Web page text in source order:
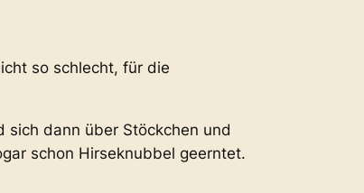
so schlecht, für die
dann über Stöckchen und
schon Hirseknubbel geerntet.